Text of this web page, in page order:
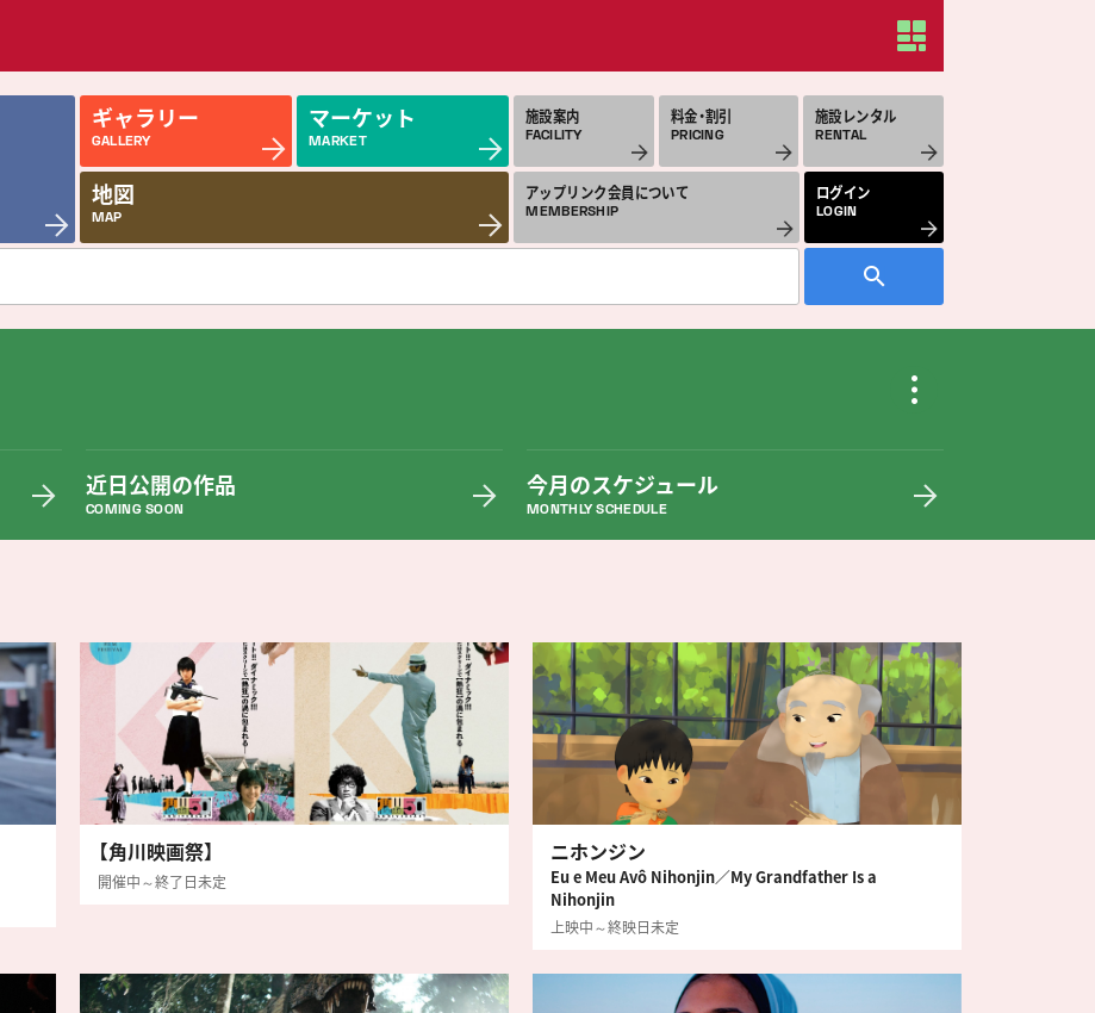
ギャラリー
GALLERY
マーケット
MARKET
地図
MAP
施設案内
FACILITY
料金・割引
PRICING
施設レンタル
RENTAL
アップリンク会員について
MEMBERSHIP
ログイン
LOGIN
近日公開の作品
COMING SOON
今月のスケジュール
MONTHLY SCHEDULE
【角川映画祭】
開催中～終了日未定
ニホンジン
Eu e Meu Avô Nihonjin／My Grandfather Is a
Nihonjin
上映中～終映日未定